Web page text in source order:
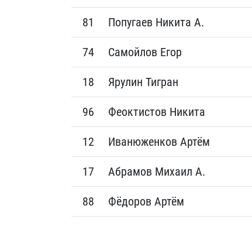
81 Попугаев Никита А.
74 Самойлов Егор
18 Ярулин Тигран
96 Феоктистов Никита
12 Иванюженков Артём
17 Абрамов Михаил А.
88 Фёдоров Артём